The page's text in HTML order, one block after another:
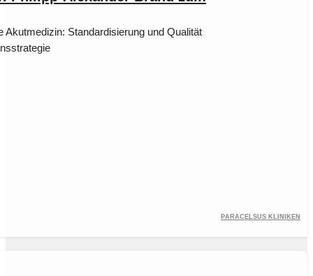
Akutmedizin: Standardisierung und Qualität
Paracelsus Kliniken